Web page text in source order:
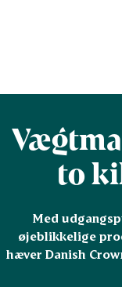
to
Med
øjeblikkelige
hæver Danish